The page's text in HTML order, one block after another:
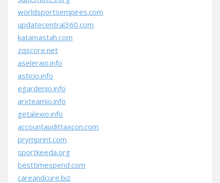
worldsportsempires.com
updatecentral360.com
katamastah.com
zqscore.net
aseleraio.info
asticio.info
egardenio.info
arxteamio.info
getalexio.info
accountaudittaxcon.com
prymprint.com
sportkeeda.org
besttimespend.com
careandcure.biz